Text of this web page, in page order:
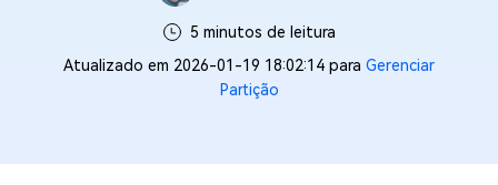
5 minutos de leitura
Atualizado em 2026-01-19 18:02:14 para Gerenciar
Partição